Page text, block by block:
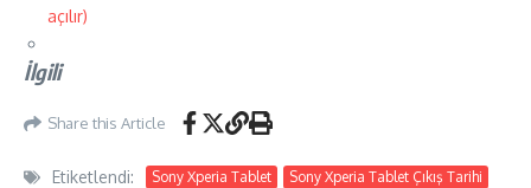
açılır)
İlgili
Share this Article
Etiketlendi: Sony Xperia Tablet
Sony Xperia Tablet Çıkış Tarihi